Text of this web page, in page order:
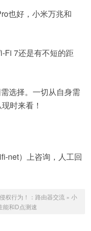
也好，小米万兆和
Fi 7还是有不短的距
选择。一切从自身需
时来看！
net）上咨询，人工回
权行为！： 路由器交流 » 小
能和D点测速